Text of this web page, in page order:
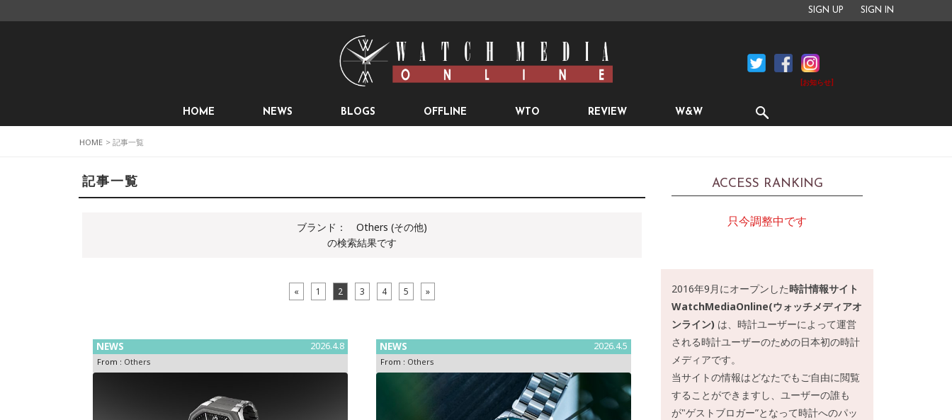
SIGN UP SIGN IN
[お知らせ]
HOME NEWS BLOGS OFFLINE WTO REVIEW W&W
HOME > 記事一覧
記事一覧
ブランド：
Others (その他)
の検索結果です
« 1 2 3 4 5 »
NEWS 2026.4.8
From : Others
NEWS 2026.4.5
From : Others
ACCESS RANKING
只今調整中です
2016年9月にオープンした時計情報サイト
WatchMediaOnline(ウォッチメディアオ
ンライン) は、時計ユーザーによって運営
される時計ユーザーのための日本初の時計
メディアです。
当サイトの情報はどなたでもご自由に閲覧
することができますし、ユーザーの誰も
が"ゲストブロガー”となって時計へのパッ